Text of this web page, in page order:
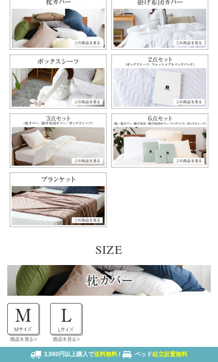
SIZE
3,980円以上購入で送料無料 / ベッド組立設置無料